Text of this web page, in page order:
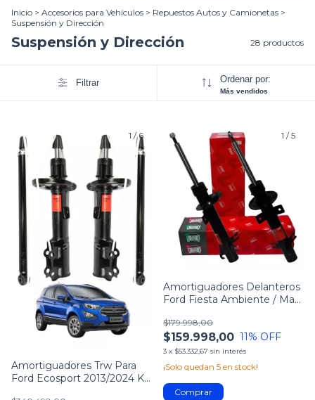
Inicio > Accesorios para Vehículos > Repuestos Autos y Camionetas >
Suspensión y Dirección
Suspensión y Dirección 28 productos
Filtrar Ordenar por:
Más vendidos
1 /6
Amortiguadores Trw Para
Ford Ecosport 2013/2024 Kit
1 /5
Amortiguadores Delanteros
Ford Fiesta Ambiente / Max
$159.998,00
$179.998,00
11% OFF
3 x $53.332,67 sin interés
¡Solo quedan 5 en stock!